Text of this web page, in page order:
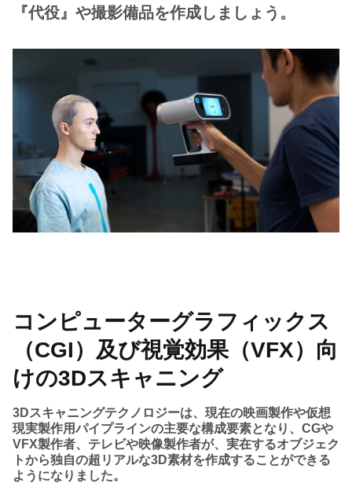
『代役』や撮影備品を作成しましょう。
コンピューターグラフィックス
（CGI）及び視覚効果（VFX）向
けの3Dスキャニング
3Dスキャニングテクノロジーは、現在の映画製作や仮想
現実製作用パイプラインの主要な構成要素となり、CGや
VFX製作者、テレビや映像製作者が、実在するオブジェク
トから独自の超リアルな3D素材を作成することができる
ようになりました。